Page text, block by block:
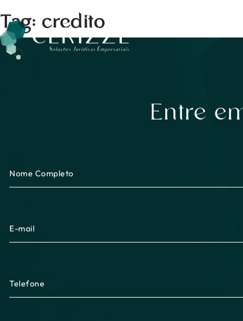
para
o
conteúdo
Tag: credito
Entre
Nome Completo
E-mail
Telefone